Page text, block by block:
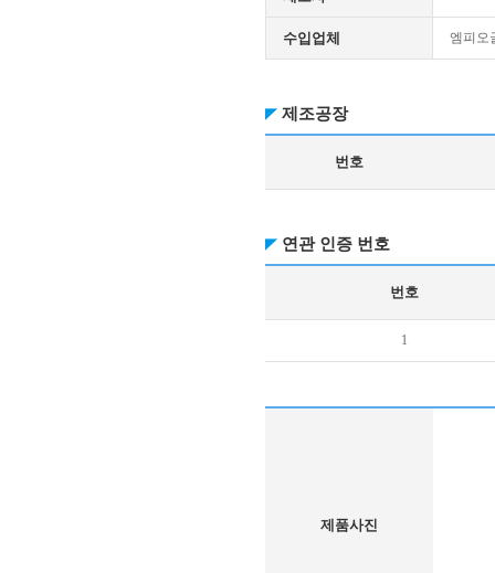
수입업체 엠피오
제조공장
번호
연관 인증 번호
번호
1
제품사진